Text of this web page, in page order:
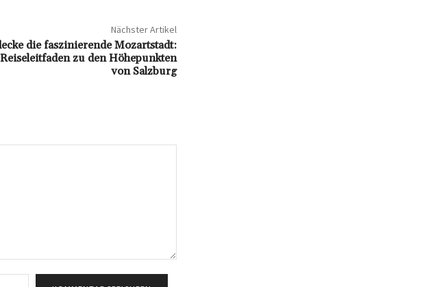
Nächster Artikel
die faszinierende Mozartstadt:
zu den Höhepunkten
von Salzburg